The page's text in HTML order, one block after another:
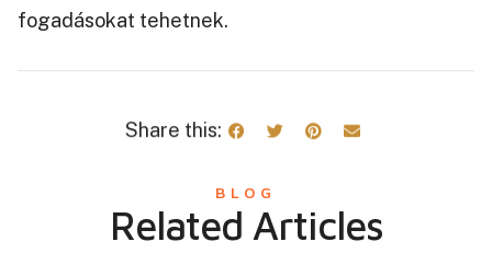
fogadásokat tehetnek.
Share this:
BLOG
Related Articles